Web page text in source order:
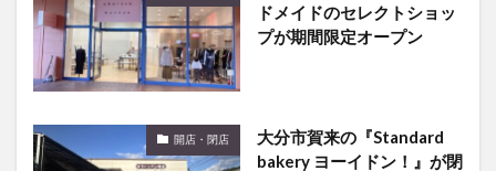
ドメイドのセレクトショッ
プが期間限定オープン
開店・閉店
大分市賀来の『Standard
bakery ヨーイドン！』が閉